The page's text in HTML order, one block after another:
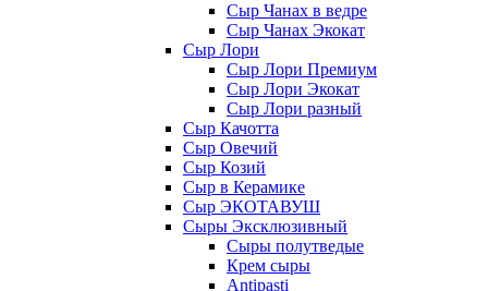
Сыр Чанах в ведре
Сыр Чанах Экокат
Сыр Лори
Сыр Лори Премиум
Сыр Лори Экокат
Сыр Лори разный
Сыр Качотта
Сыр Овечий
Сыр Козий
Сыр в Керамике
Сыр ЭКОТАВУШ
Сыры Эксклюзивный
Сыры полутведые
Крем сыры
Antipasti